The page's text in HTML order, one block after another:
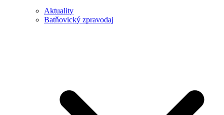
Aktuality
Batňovický zpravodaj